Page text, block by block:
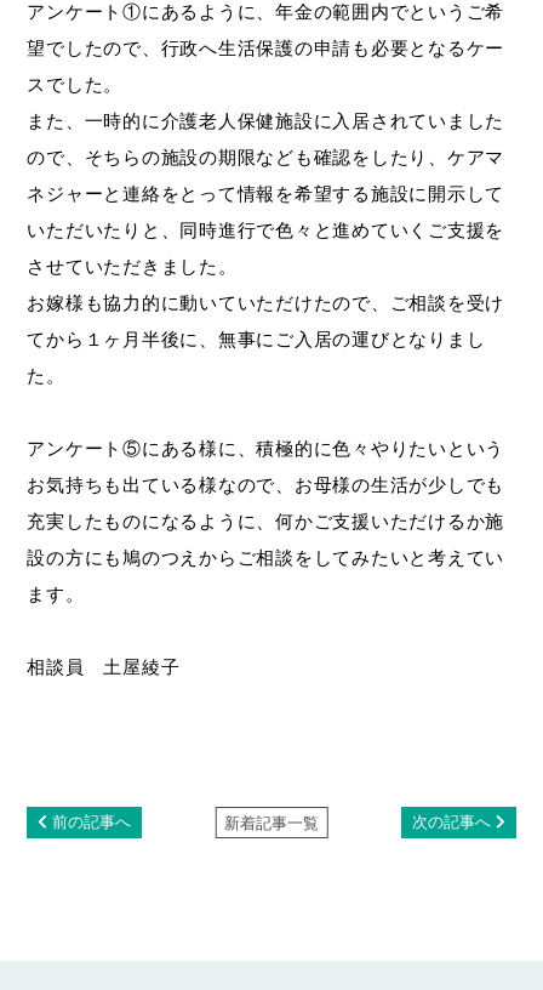
アンケート①にあるように、年金の範囲内でというご希
望でしたので、行政へ生活保護の申請も必要となるケー
スでした。
また、一時的に介護老人保健施設に入居されていました
ので、そちらの施設の期限なども確認をしたり、ケアマ
ネジャーと連絡をとって情報を希望する施設に開示して
いただいたりと、同時進行で色々と進めていくご支援を
させていただきました。
お嫁様も協力的に動いていただけたので、ご相談を受け
てから１ヶ月半後に、無事にご入居の運びとなりまし
た。
アンケート⑤にある様に、積極的に色々やりたいという
お気持ちも出ている様なので、お母様の生活が少しでも
充実したものになるように、何かご支援いただけるか施
設の方にも鳩のつえからご相談をしてみたいと考えてい
ます。
相談員 土屋綾子
前の記事へ 次の記事へ
新着記事一覧